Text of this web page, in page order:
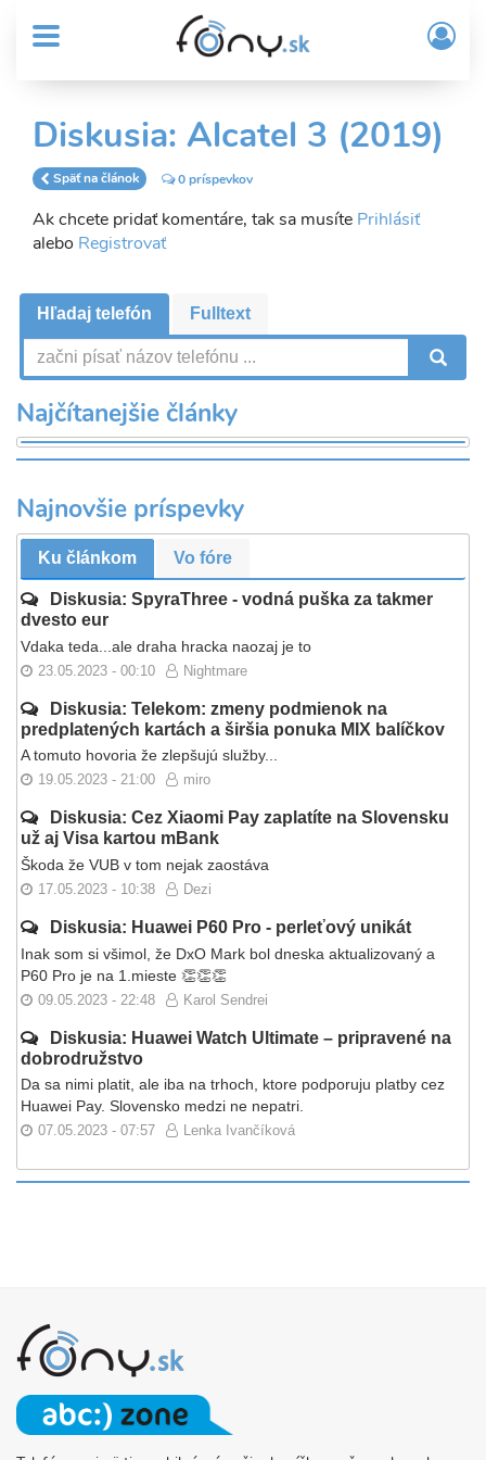
obsah
MENU
Sub
Header
menu
User
account
menu
/
Diskusia: Alcatel 3 (2019)
Späť na článok 0 príspevkov
Ak chcete pridať komentáre, tak sa musíte Prihlásiť
alebo Registrovať
Hľadaj telefón Fulltext
Najčítanejšie články
Najnovšie príspevky
Ku článkom Vo fóre
Diskusia: SpyraThree - vodná puška za takmer
dvesto eur
Vdaka teda...ale draha hracka naozaj je to
23.05.2023 - 00:10 Nightmare
Diskusia: Telekom: zmeny podmienok na
predplatených kartách a širšia ponuka MIX balíčkov
A tomuto hovoria že zlepšujú služby...
19.05.2023 - 21:00 miro
Diskusia: Cez Xiaomi Pay zaplatíte na Slovensku
už aj Visa kartou mBank
Škoda že VUB v tom nejak zaostáva
17.05.2023 - 10:38 Dezi
Diskusia: Huawei P60 Pro - perleťový unikát
Inak som si všimol, že DxO Mark bol dneska aktualizovaný a
P60 Pro je na 1.mieste 👏👏👏
09.05.2023 - 22:48 Karol Sendrei
Diskusia: Huawei Watch Ultimate – pripravené na
dobrodružstvo
Da sa nimi platit, ale iba na trhoch, ktore podporuju platby cez
Huawei Pay. Slovensko medzi ne nepatri.
07.05.2023 - 07:57 Lenka Ivančíková